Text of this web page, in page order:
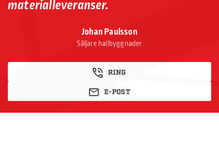
Johan Paulsson
Säljare hallbyggnader
RING
E-POST
materialleveranser.